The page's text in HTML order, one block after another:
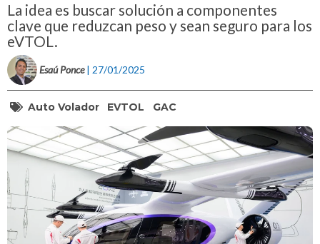
La idea es buscar solución a componentes
clave que reduzcan peso y sean seguro para los
eVTOL.
Esaú Ponce | 27/01/2025
Auto Volador EVTOL GAC